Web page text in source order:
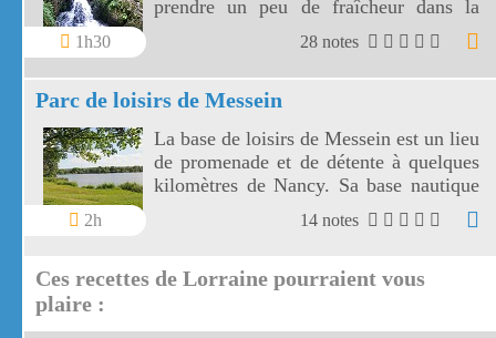
1h30
prendre un peu de fraîcheur dans la
forêt vosgienne entre la petite et la
grande cascade de Tendon.
28 notes
Parc de loisirs de Messein
2h
La base de loisirs de Messein est un lieu
de promenade et de détente à quelques
kilomètres de Nancy. Sa base nautique
utilise un plan d'eau de 14 hectares.
14 notes
Ces recettes de Lorraine pourraient vous
plaire :